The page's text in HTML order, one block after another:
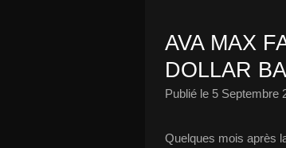
AVA MAX
DOLLAR
Publié le 5 Septembre
Quelques mois après